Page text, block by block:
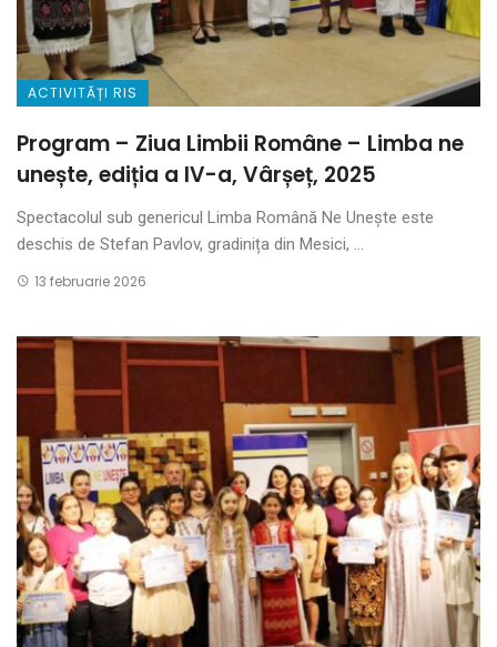
ACTIVITĂȚI RIS
Program – Ziua Limbii Române – Limba ne
unește, ediția a IV-a, Vârșeț, 2025
Spectacolul sub genericul Limba Română Ne Unește este
deschis de Stefan Pavlov, gradinița din Mesici, ...
13 februarie 2026